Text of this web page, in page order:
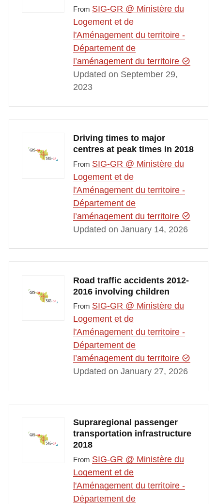
From SIG-GR @ Ministère du
Logement et de
l'Aménagement du territoire -
Département de
l’aménagement du territoire
Updated on September 29,
2023
Driving times to major
centres at peak times in 2018
From SIG-GR @ Ministère du
Logement et de
l'Aménagement du territoire -
Département de
l’aménagement du territoire
Updated on January 14, 2026
Road traffic accidents 2012-
2016 involving children
From SIG-GR @ Ministère du
Logement et de
l'Aménagement du territoire -
Département de
l’aménagement du territoire
Updated on January 27, 2026
Supraregional passenger
transportation infrastructure
2018
From SIG-GR @ Ministère du
Logement et de
l'Aménagement du territoire -
Département de